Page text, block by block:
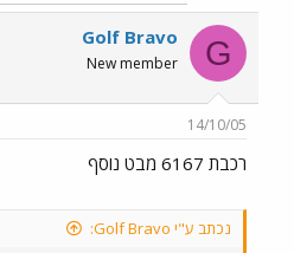
G
Golf Bravo
New member
14/10/05
רכבת 6167 מבט נוסף
נכתב ע"י Golf Bravo: